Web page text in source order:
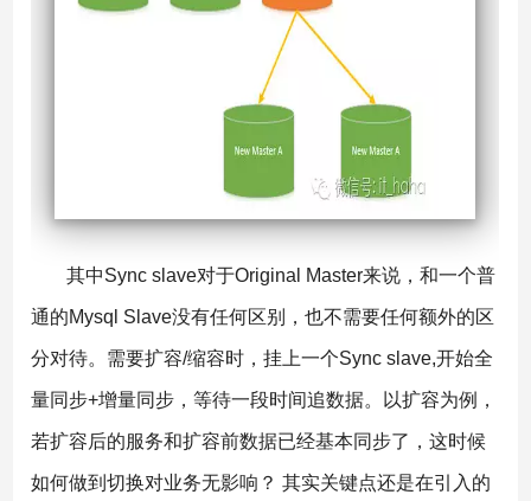
其中Sync slave对于Original Master来说，和一个普
通的Mysql Slave没有任何区别，也不需要任何额外的区
分对待。需要扩容/缩容时，挂上一个Sync slave,开始全
量同步+增量同步，等待一段时间追数据。以扩容为例，
若扩容后的服务和扩容前数据已经基本同步了，这时候
如何做到切换对业务无影响？ 其实关键点还是在引入的